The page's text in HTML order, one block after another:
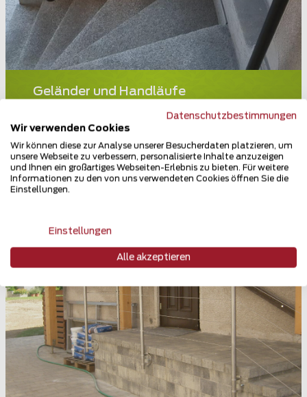
Geländer und Handläufe
Datenschutzbestimmungen
Wir verwenden Cookies
Wir können diese zur Analyse unserer Besucherdaten platzieren, um
unsere Webseite zu verbessern, personalisierte Inhalte anzuzeigen
und Ihnen ein großartiges Webseiten-Erlebnis zu bieten. Für weitere
Informationen zu den von uns verwendeten Cookies öffnen Sie die
Einstellungen.
Einstellungen
Alle akzeptieren